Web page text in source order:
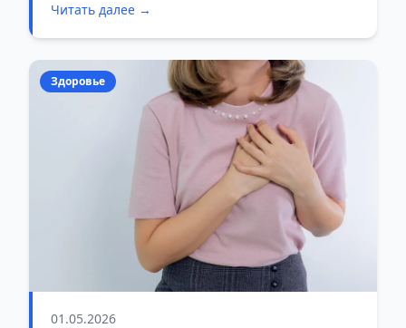
обсуждается публично
Читать далее →
Здоровье
01.05.2026